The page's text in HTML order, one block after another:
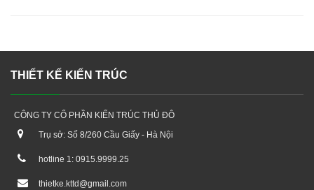
THIẾT KẾ KIẾN TRÚC
CÔNG TY CỔ PHẦN KIẾN TRÚC THỦ ĐÔ
Trụ sở: Số 8/260 Cầu Giấy - Hà Nội
hotline 1: 0915.9999.25
thietke.kttd@gmail.com